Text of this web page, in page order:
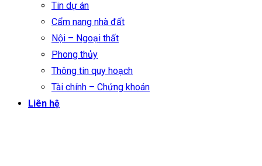
Tin dự án
Cẩm nang nhà đất
Nội – Ngoại thất
Phong thủy
Thông tin quy hoạch
Tài chính – Chứng khoán
Liên hệ